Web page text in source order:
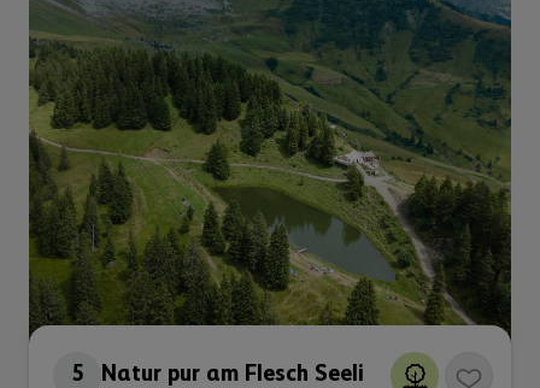
5 Natur pur am Flesch Seeli